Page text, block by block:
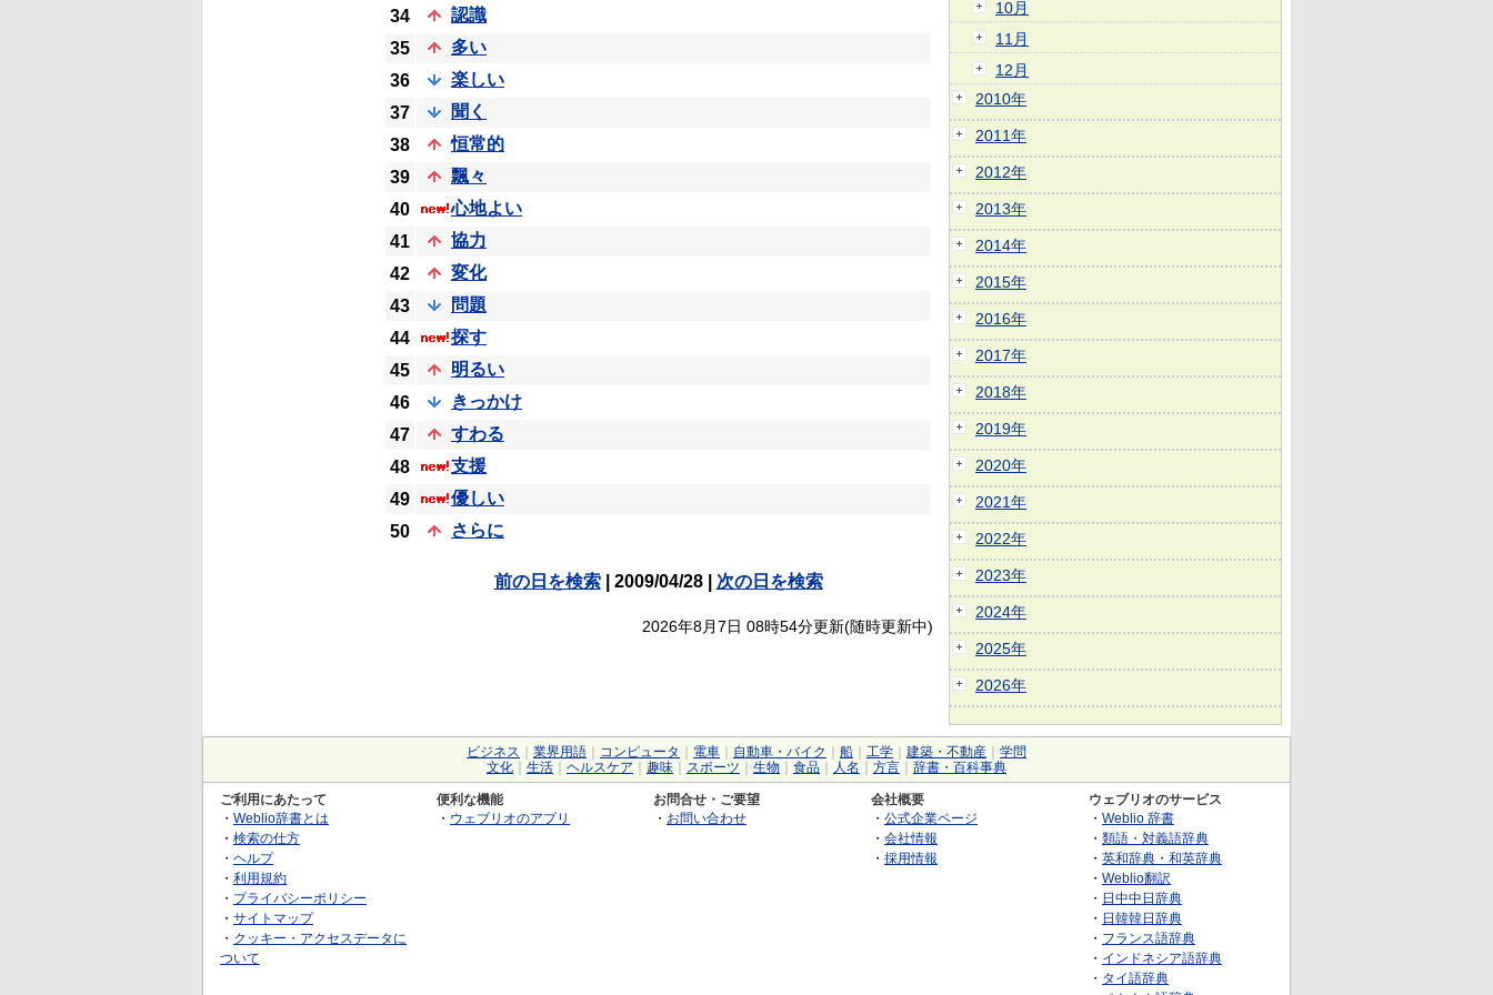
34
認識
35
多い
36
楽しい
37
聞く
38
恒常的
39
飄々
40
心地よい
41
協力
42
変化
43
問題
44
探す
45
明るい
46
きっかけ
47
すわる
48
支援
49
優しい
50
さらに
前の日を検索| 2009/04/28 | 次の日を検索
2026年8月7日 08時54分更新(随時更新中)
10月
11月
12月
2010年
2011年
2012年
2013年
2014年
2015年
2016年
2017年
2018年
2019年
2020年
2021年
2022年
2023年
2024年
2025年
2026年
ビジネス 業界用語 コンピュータ 電車 自動車・バイク 船 工学 建築・不動産
学問
文化
生活 ヘルスケア 趣味 スポーツ 生物 食品 人名 方言 辞書・百科事典
ご利用にあたって
・ Weblio辞書とは
・ 検索の仕方
・ ヘルプ
・ 利用規約
・ プライバシーポリシー
・ サイトマップ
・ クッキー・アクセスデータに
ついて
便利な機能
・ ウェブリオのアプリ
お問合せ・ご要望
・ お問い合わせ
会社概要
・ 公式企業ページ
・ 会社情報
・ 採用情報
ウェブリオのサービス
・ Weblio 辞書
・ 類語・対義語辞典
・ 英和辞典・和英辞典
・ Weblio翻訳
・ 日中中日辞典
・ 日韓韓日辞典
・ フランス語辞典
・ インドネシア語辞典
・ タイ語辞典